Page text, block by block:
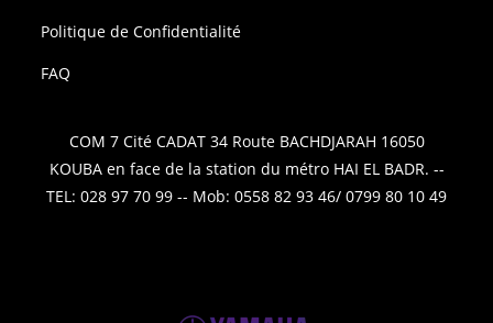
Politique de Confidentialité
FAQ
COM 7 Cité CADAT 34 Route BACHDJARAH 16050
KOUBA en face de la station du métro HAI EL BADR. --
TEL: 028 97 70 99 -- Mob: 0558 82 93 46/ 0799 80 10 49